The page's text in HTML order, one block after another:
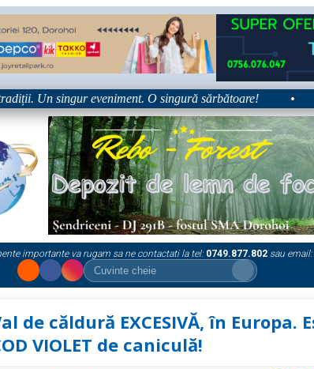
singur eveniment. O singură sărbătoare! •
importante va rugam sa ne contactati la tel: 0749.877.802 sau email:
de căldură EXCESIVĂ, în Europa.
VIOLET de caniculă!